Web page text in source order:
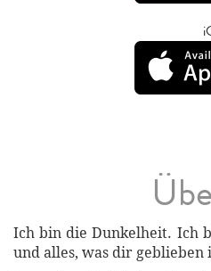
Ich bin die Dunkelheit. Ich
und alles, was dir geblieben